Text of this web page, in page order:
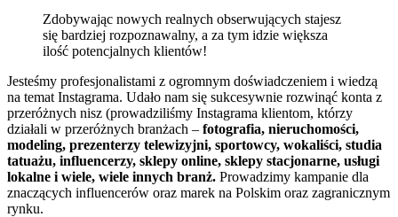
Zdobywając nowych realnych obserwujących stajesz
się bardziej rozpoznawalny, a za tym idzie większa
ilość potencjalnych klientów!
Jesteśmy profesjonalistami z ogromnym doświadczeniem i wiedzą
na temat Instagrama. Udało nam się sukcesywnie rozwinąć konta z
przeróżnych nisz (prowadziliśmy Instagrama klientom, którzy
działali w przeróżnych branżach – fotografia, nieruchomości,
modeling, prezenterzy telewizyjni, sportowcy, wokaliści, studia
tatuażu, influencerzy, sklepy online, sklepy stacjonarne, usługi
lokalne i wiele, wiele innych branż. Prowadzimy kampanie dla
znaczących influencerów oraz marek na Polskim oraz zagranicznym
rynku.